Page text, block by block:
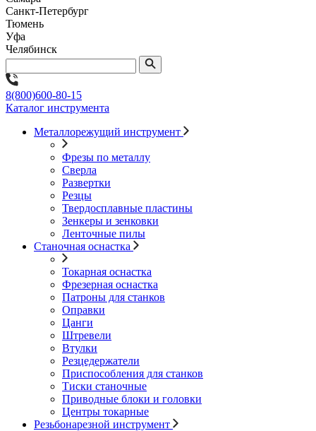
Санкт-Петербург
Тюмень
Уфа
Челябинск
8(800)600-80-15
Каталог инструмента
Металлорежущий инструмент
Фрезы по металлу
Сверла
Развертки
Резцы
Твердосплавные пластины
Зенкеры и зенковки
Ленточные пилы
Станочная оснастка
Токарная оснастка
Фрезерная оснастка
Патроны для станков
Оправки
Цанги
Штревели
Втулки
Резцедержатели
Приспособления для станков
Тиски станочные
Приводные блоки и головки
Центры токарные
Резьбонарезной инструмент